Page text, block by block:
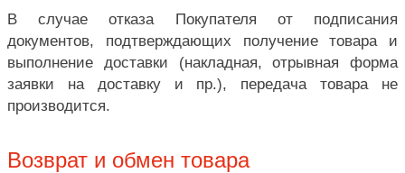
В случае отказа Покупателя от подписания
документов, подтверждающих получение товара и
выполнение доставки (накладная, отрывная форма
заявки на доставку и пр.), передача товара не
производится.
Возврат и обмен товара